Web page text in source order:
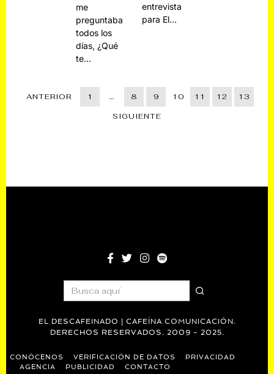
me
preguntaba
todos los
días, ¿Qué
te…
entrevista
para El…
ANTERIOR 1 … 8 9 10 11 12
13
SIGUIENTE
EL DESCAFEINADO | CAFEÍNA COMUNICACIÓN.
DERECHOS RESERVADOS. 2009 - 2025.
CONÓCENOS VERIFICACIÓN DE DATOS
PRIVACIDAD
AGENCIA
PUBLICIDAD CONTACTO